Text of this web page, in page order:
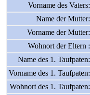
Vorname des Vaters:
Name der Mutter:
Vorname der Mutter:
Wohnort der Eltern :
Name des 1. Taufpaten:
Vorname des 1. Taufpaten:
Wohnort des 1. Taufpaten: